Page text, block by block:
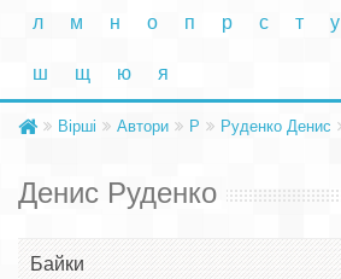
л м н о п р с т у
ш щ ю я
Вірші Автори Р Руденко Денис
Денис Руденко
Байки